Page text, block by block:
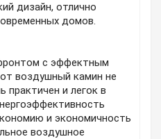
дизайн, отлично
домов.
с эффектным
воздушный камин не
практичен и легок в
и экономичность
воздушное